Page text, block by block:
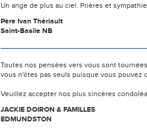
Un ange de plus au ciel. Prières et
Père Ivan Thériault
Saint-Basile NB
Toutes nos pensées vers vous sont
vous n'êtes pas seuls puisque vous pouvez
Veuillez accepter nos plus sincères
JACKIE DOIRON & FAMILLES
EDMUNDSTON